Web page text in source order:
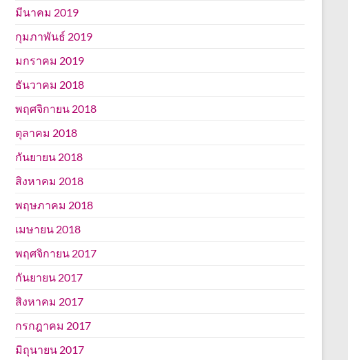
มีนาคม 2019
กุมภาพันธ์ 2019
มกราคม 2019
ธันวาคม 2018
พฤศจิกายน 2018
ตุลาคม 2018
กันยายน 2018
สิงหาคม 2018
พฤษภาคม 2018
เมษายน 2018
พฤศจิกายน 2017
กันยายน 2017
สิงหาคม 2017
กรกฎาคม 2017
มิถุนายน 2017